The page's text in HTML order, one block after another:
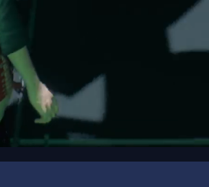
00:00/